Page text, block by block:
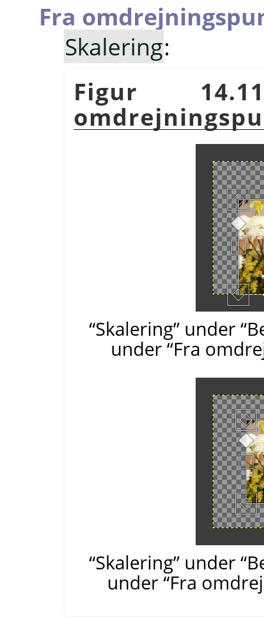
Fra
Skalering:
Figur
“Skalering” under
under “Fra
“Skalering” under
under “Fra